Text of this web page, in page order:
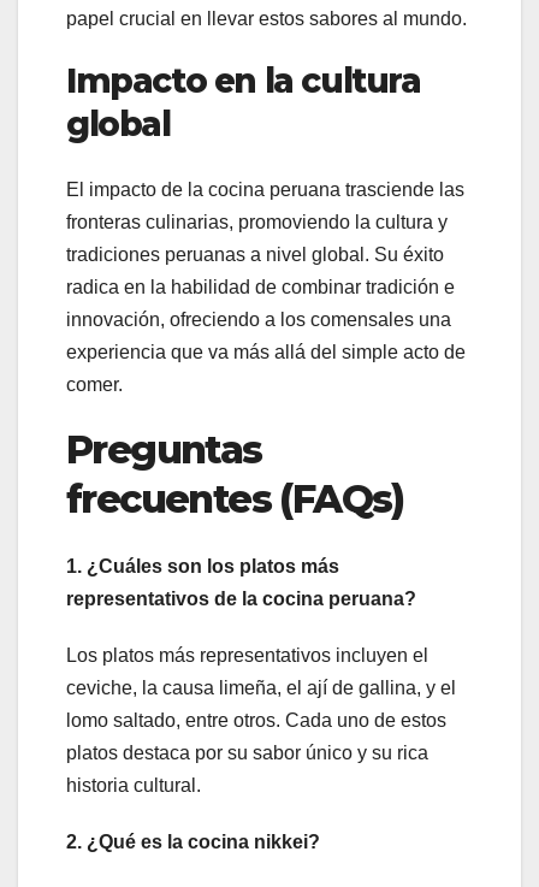
papel crucial en llevar estos sabores al mundo.
Impacto en la cultura
global
El impacto de la cocina peruana trasciende las
fronteras culinarias, promoviendo la cultura y
tradiciones peruanas a nivel global. Su éxito
radica en la habilidad de combinar tradición e
innovación, ofreciendo a los comensales una
experiencia que va más allá del simple acto de
comer.
Preguntas
frecuentes (FAQs)
1. ¿Cuáles son los platos más
representativos de la cocina peruana?
Los platos más representativos incluyen el
ceviche, la causa limeña, el ají de gallina, y el
lomo saltado, entre otros. Cada uno de estos
platos destaca por su sabor único y su rica
historia cultural.
2. ¿Qué es la cocina nikkei?